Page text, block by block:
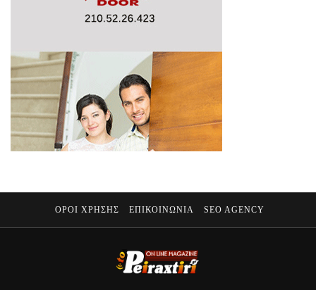
ΟΡΟΙ ΧΡΗΣΗΣ ΕΠΙΚΟΙΝΩΝΙΑ SEO AGENCY